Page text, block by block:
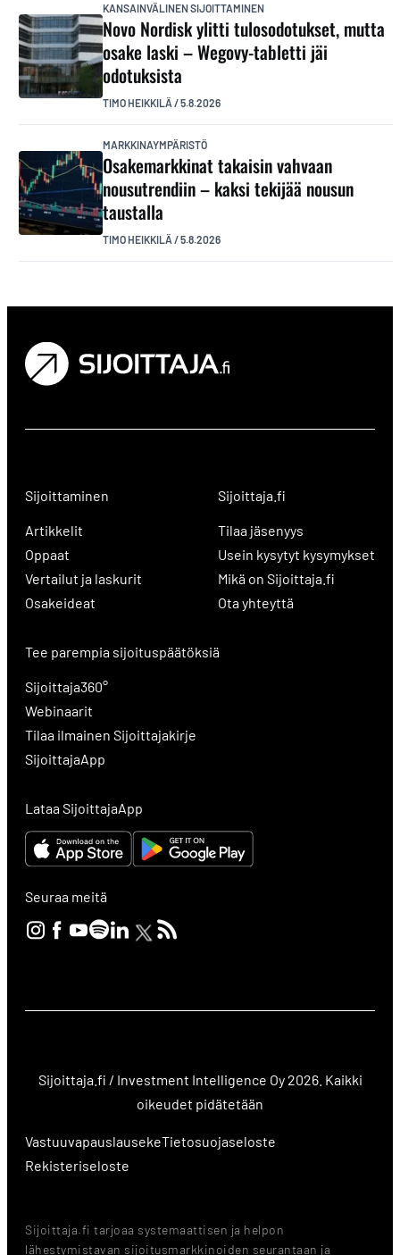
KANSAINVÄLINEN SIJOITTAMINEN
Novo Nordisk ylitti tulosodotukset, mutta
osake laski – Wegovy-tabletti jäi
odotuksista
TIMO HEIKKILÄ /5.8.2026
MARKKINAYMPÄRISTÖ
Osakemarkkinat takaisin vahvaan
nousutrendiin – kaksi tekijää nousun
taustalla
TIMO HEIKKILÄ /5.8.2026
Sijoittaminen
Artikkelit
Oppaat
Vertailut ja laskurit
Osakeideat
Sijoittaja.fi
Tilaa jäsenyys
Usein kysytyt kysymykset
Mikä on Sijoittaja.fi
Ota yhteyttä
Tee parempia sijoituspäätöksiä
Sijoittaja360°
Webinaarit
Tilaa ilmainen Sijoittajakirje
SijoittajaApp
Lataa SijoittajaApp
Seuraa meitä
Sijoittaja.fi / Investment Intelligence Oy 2026. Kaikki
oikeudet pidätetään
VastuuvapauslausekeTietosuojaseloste
Rekisteriseloste
Sijoittaja.fi tarjoaa systemaattisen ja helpon
lähestymistavan sijoitusmarkkinoiden seurantaan ja